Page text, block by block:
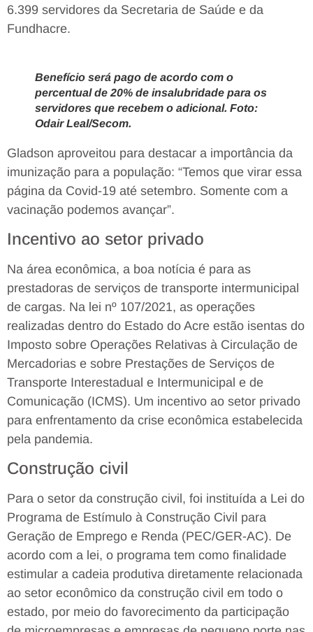
6.399 servidores da Secretaria de Saúde e da
Fundhacre.
Benefício será pago de acordo com o
percentual de 20% de insalubridade para os
servidores que recebem o adicional. Foto:
Odair Leal/Secom.
Gladson aproveitou para destacar a importância da
imunização para a população: “Temos que virar essa
página da Covid-19 até setembro. Somente com a
vacinação podemos avançar”.
Incentivo ao setor privado
Na área econômica, a boa notícia é para as
prestadoras de serviços de transporte intermunicipal
de cargas. Na lei nº 107/2021, as operações
realizadas dentro do Estado do Acre estão isentas do
Imposto sobre Operações Relativas à Circulação de
Mercadorias e sobre Prestações de Serviços de
Transporte Interestadual e Intermunicipal e de
Comunicação (ICMS). Um incentivo ao setor privado
para enfrentamento da crise econômica estabelecida
pela pandemia.
Construção civil
Para o setor da construção civil, foi instituída a Lei do
Programa de Estímulo à Construção Civil para
Geração de Emprego e Renda (PEC/GER-AC). De
acordo com a lei, o programa tem como finalidade
estimular a cadeia produtiva diretamente relacionada
ao setor econômico da construção civil em todo o
estado, por meio do favorecimento da participação